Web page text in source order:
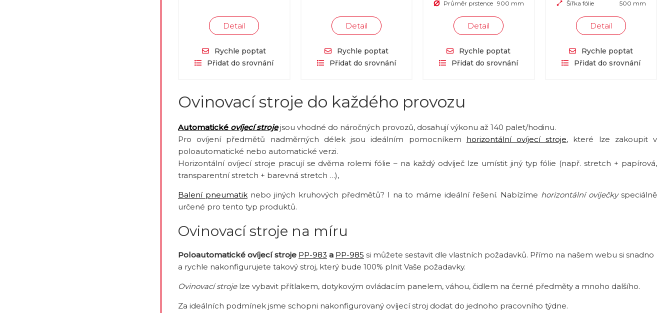
Detail
Rychle poptat
Přidat do srovnání
Detail
Rychle poptat
Přidat do srovnání
Průměr prstence 900 mm
Detail
Rychle poptat
Přidat do srovnání
Šířka fólie
500 mm
Detail
Rychle poptat
Přidat do srovnání
Ovinovací stroje do každého provozu
Automatické ovíjecí strojejsou vhodné do náročných provozů, dosahují výkonu až 140 palet/hodinu.
Pro ovíjení předmětů nadměrných délek jsou ideálním pomocníkem horizontální ovíjecí stroje, které lze zakoupit v
poloautomatické nebo automatické verzi.
Horizontální ovíjecí stroje pracují se dvěma rolemi fólie – na každý odvíječ lze umístit jiný typ fólie (např. stretch + papírová,
transparentní stretch + barevná stretch …),
Balení pneumatiknebo jiných kruhových předmětů? I na to máme ideální řešení. Nabízíme horizontální ovíječkyspeciálně
určené pro tento typ produktů.
Ovinovací stroje na míru
Poloautomatické ovíjecí stroje PP-983 a PP-985 si můžete sestavit dle vlastních požadavků. Přímo na našem webu si snadno
a rychle nakonfigurujete takový stroj, který bude 100% plnit Vaše požadavky.
Ovinovací strojelze vybavit přítlakem, dotykovým ovládacím panelem, váhou, čidlem na černé předměty a mnoho dalšího.
Za ideálních podmínek jsme schopni nakonfigurovaný ovíjecí stroj dodat do jednoho pracovního týdne.